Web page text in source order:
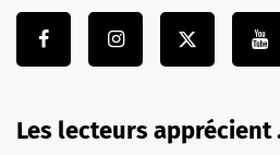
Les lecteurs apprécient